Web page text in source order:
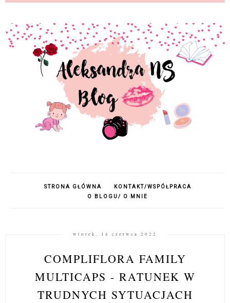
STRONA GŁÓWNA
KONTAKT/WSPÓŁPRACA
O BLOGU/ O MNIE
wtorek, 14 czerwca 2022
COMPLIFLORA FAMILY
MULTICAPS - RATUNEK W
TRUDNYCH SYTUACJACH